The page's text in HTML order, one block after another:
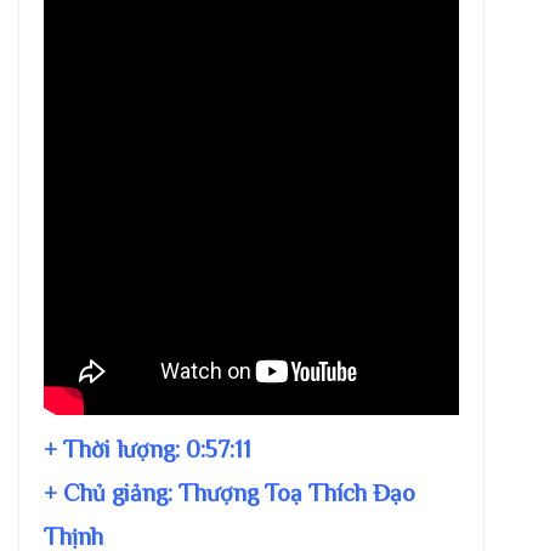
+ Thời lượng: 0:57:11
+ Chủ giảng: Thượng Toạ Thích Đạo
Thịnh